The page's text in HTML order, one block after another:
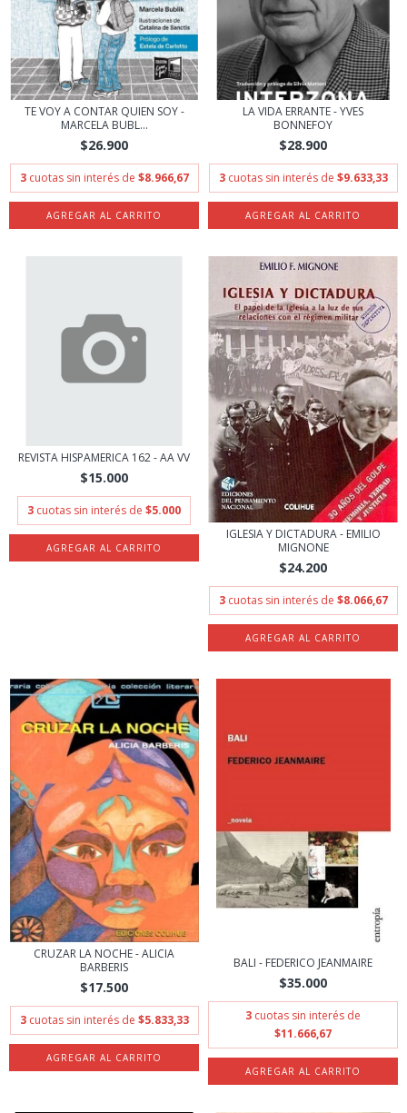
TE VOY A CONTAR QUIEN SOY -
MARCELA BUBL...
$26.900
3 cuotas sin interés de $8.966,67
LA VIDA ERRANTE - YVES
BONNEFOY
$28.900
3 cuotas sin interés de $9.633,33
REVISTA HISPAMERICA 162 - AA VV
$15.000
3 cuotas sin interés de $5.000
IGLESIA Y DICTADURA - EMILIO
MIGNONE
$24.200
3 cuotas sin interés de $8.066,67
CRUZAR LA NOCHE - ALICIA
BARBERIS
$17.500
3 cuotas sin interés de $5.833,33
BALI - FEDERICO JEANMAIRE
$35.000
3 cuotas sin interés de
$11.666,67